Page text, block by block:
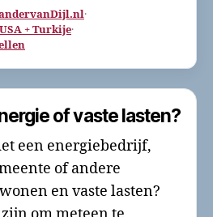
·
+ Turkije·
of vaste lasten?
een energiebedrijf,
of andere
en vaste lasten?